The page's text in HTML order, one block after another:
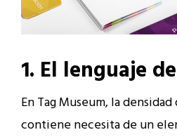
1. El lenguaje
En Tag Museum, la
contiene necesita de un